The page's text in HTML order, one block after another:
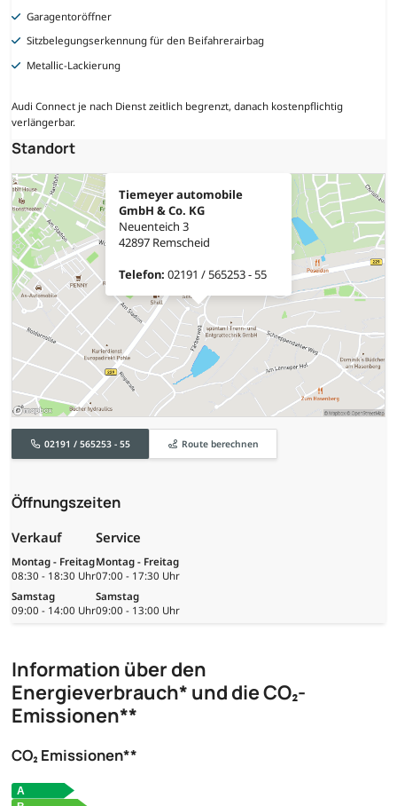
Garagentoröffner
Sitzbelegungserkennung für den Beifahrerairbag
Metallic-Lackierung
Audi Connect je nach Dienst zeitlich begrenzt, danach kostenpflichtig
verlängerbar.
Standort
Tiemeyer automobile
GmbH & Co. KG
Neuenteich 3
42897 Remscheid
Telefon: 02191 / 565253 - 55
02191 / 565253 - 55 Route berechnen
Öffnungszeiten
Verkauf
Montag - Freitag
08:30 - 18:30 Uhr
Samstag
09:00 - 14:00 Uhr
Service
Montag - Freitag
07:00 - 17:30 Uhr
Samstag
09:00 - 13:00 Uhr
Information über den
Energieverbrauch* und die CO₂-
Emissionen**
CO₂ Emissionen**